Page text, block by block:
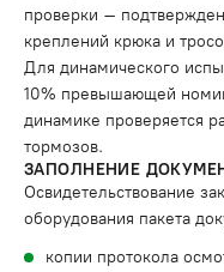
проверки –
креплений крюка и
Для динамического
10% превышающей
динамике проверяется
тормозов.
ЗАПОЛНЕНИЕ
Освидетельствование
оборудования пакета
копии протокола